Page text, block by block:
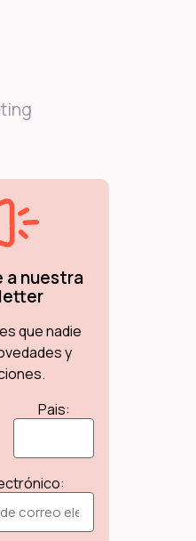
a nuestra
que nadie
y
Pais: